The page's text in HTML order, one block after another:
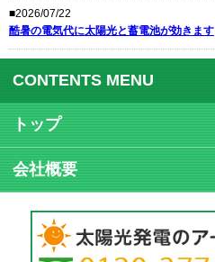
■2026/07/22
酷暑の電気代に太陽光と蓄電池が効きます
CONTENTS MENU
トップ
会社概要